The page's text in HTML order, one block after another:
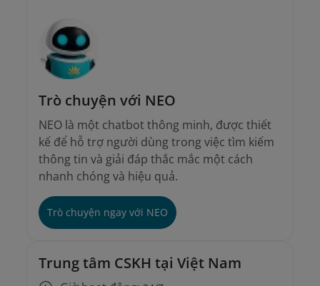
Trò chuyện với NEO
NEO là một chatbot thông minh, được thiết
kế để hỗ trợ người dùng trong việc tìm kiếm
thông tin và giải đáp thắc mắc một cách
nhanh chóng và hiệu quả.
Trò chuyện ngay với NEO
Trung tâm CSKH tại Việt Nam